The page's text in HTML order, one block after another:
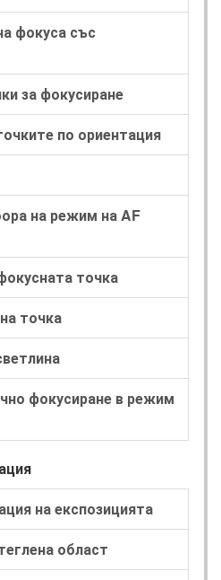
фокуса със
за фокусиране
по ориентация
на режим на AF
точка
точка
фокусиране в режим
на експозицията
област